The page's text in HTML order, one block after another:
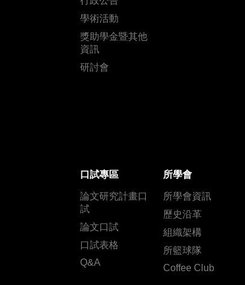
學術活動
獎助學金暨其他
資訊
研討會
口試專區
論文研究計畫口
試
論文口試
口試表格
Q&A
所學會
所學會資訊
歷史沿革
組織架構
所籃球隊
Coffee Club